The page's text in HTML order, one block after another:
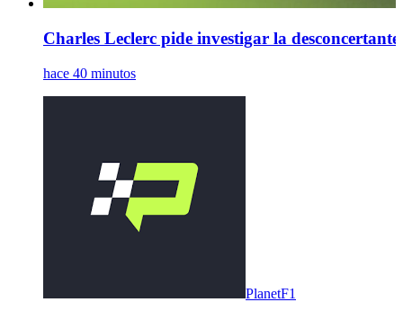
Charles Leclerc pide investigar la
hace 40 minutos
PlanetF1